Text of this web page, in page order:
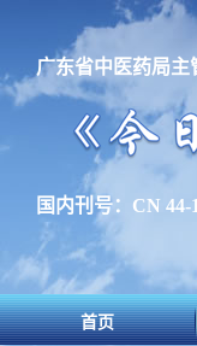
广东省中医药局
国内刊号：CN
首页